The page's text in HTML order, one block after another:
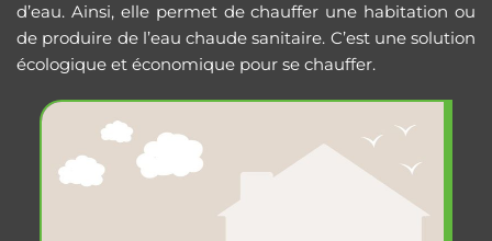
d’eau. Ainsi, elle permet de chauffer une habitation ou
de produire de l’eau chaude sanitaire. C’est une solution
écologique et économique pour se chauffer.